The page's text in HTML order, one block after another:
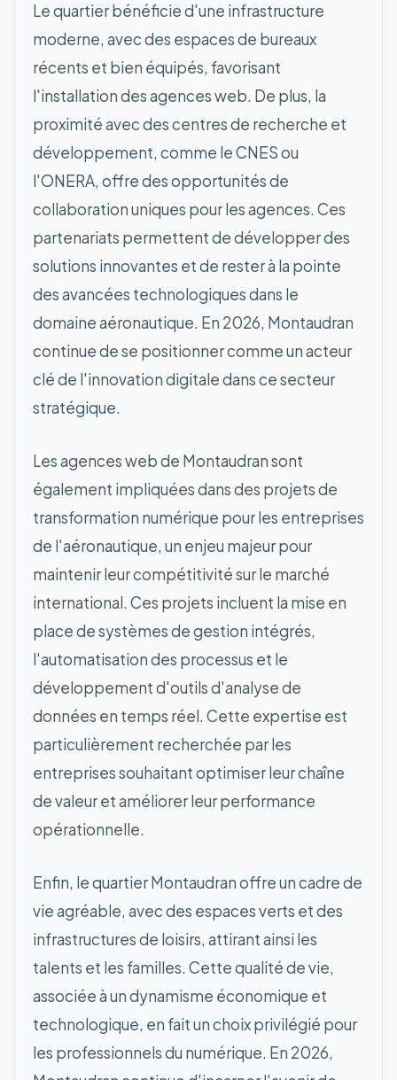
Le quartier bénéficie d'une infrastructure
moderne, avec des espaces de bureaux
récents et bien équipés, favorisant
l'installation des agences web. De plus, la
proximité avec des centres de recherche et
développement, comme le CNES ou
l'ONERA, offre des opportunités de
collaboration uniques pour les agences. Ces
partenariats permettent de développer des
solutions innovantes et de rester à la pointe
des avancées technologiques dans le
domaine aéronautique. En 2026, Montaudran
continue de se positionner comme un acteur
clé de l'innovation digitale dans ce secteur
stratégique.
Les agences web de Montaudran sont
également impliquées dans des projets de
transformation numérique pour les entreprises
de l'aéronautique, un enjeu majeur pour
maintenir leur compétitivité sur le marché
international. Ces projets incluent la mise en
place de systèmes de gestion intégrés,
l'automatisation des processus et le
développement d'outils d'analyse de
données en temps réel. Cette expertise est
particulièrement recherchée par les
entreprises souhaitant optimiser leur chaîne
de valeur et améliorer leur performance
opérationnelle.
Enfin, le quartier Montaudran offre un cadre de
vie agréable, avec des espaces verts et des
infrastructures de loisirs, attirant ainsi les
talents et les familles. Cette qualité de vie,
associée à un dynamisme économique et
technologique, en fait un choix privilégié pour
les professionnels du numérique. En 2026,